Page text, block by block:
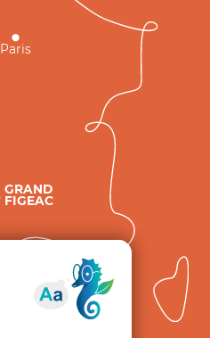
GRAND
FIGEAC
Paris